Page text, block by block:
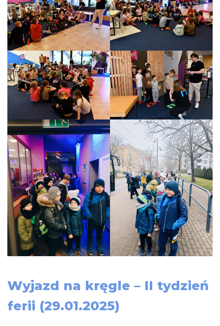
Wyjazd na kręgle – II tydzień
ferii (29.01.2025)